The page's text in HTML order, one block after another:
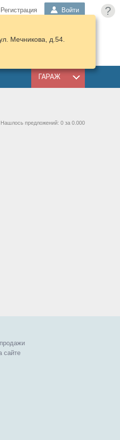
?
Регистрация Войти
КОРЗИНА
ГАРАЖ
Мечникова, д.54.
Нашлось предложений: 0 за 0.000
сайте